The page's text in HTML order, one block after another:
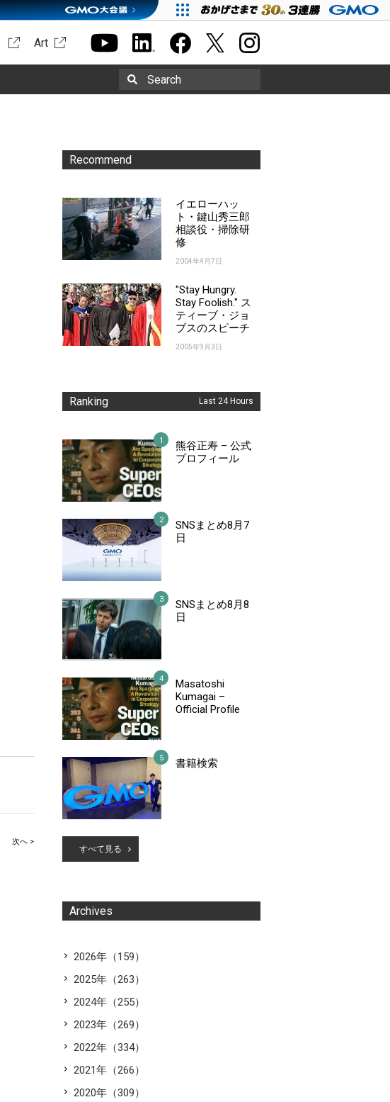
Art
Search
次へ >
Recommend
イエローハッ
ト・鍵山秀三郎
相談役・掃除研
修
2004年4月7日
"Stay Hungry.
Stay Foolish." ス
ティーブ・ジョ
ブスのスピーチ
2005年9月3日
Ranking Last 24 Hours
熊谷正寿 – 公式
プロフィール
SNSまとめ8月7
日
SNSまとめ8月8
日
Masatoshi
Kumagai –
Official Profile
書籍検索
すべて見る
Archives
2026年（159）
2025年（263）
2024年（255）
2023年（269）
2022年（334）
2021年（266）
2020年（309）